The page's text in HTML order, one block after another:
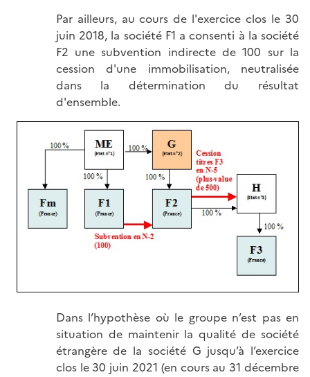
Par ailleurs, au cours de l'exercice clos le 30
juin 2018, la société F1 a consenti à la société
F2 une subvention indirecte de 100 sur la
cession d'une immobilisation, neutralisée
dans la détermination du résultat
d'ensemble.
Dans l’hypothèse où le groupe n’est pas en
situation de maintenir la qualité de société
étrangère de la société G jusqu’à l’exercice
clos le 30 juin 2021 (en cours au 31 décembre